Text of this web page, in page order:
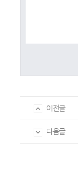
이전글
다음글